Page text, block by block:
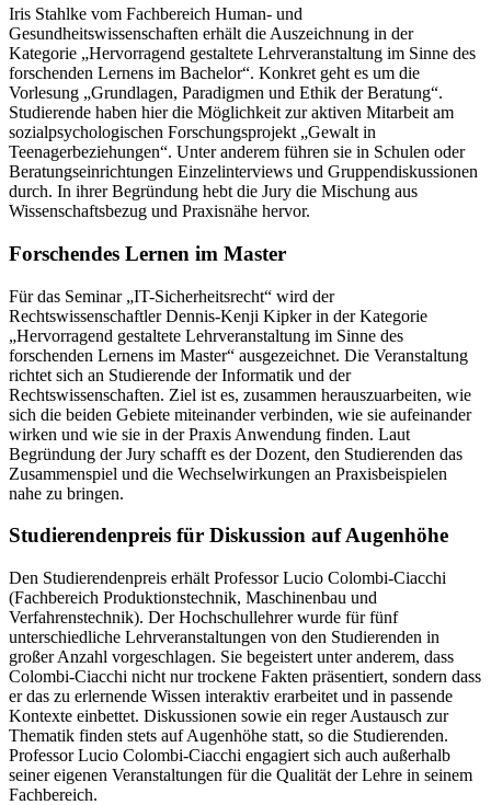
Iris Stahlke vom Fachbereich Human- und
Gesundheitswissenschaften erhält die Auszeichnung in der
Kategorie „Hervorragend gestaltete Lehrveranstaltung im Sinne des
forschenden Lernens im Bachelor“. Konkret geht es um die
Vorlesung „Grundlagen, Paradigmen und Ethik der Beratung“.
Studierende haben hier die Möglichkeit zur aktiven Mitarbeit am
sozialpsychologischen Forschungsprojekt „Gewalt in
Teenagerbeziehungen“. Unter anderem führen sie in Schulen oder
Beratungseinrichtungen Einzelinterviews und Gruppendiskussionen
durch. In ihrer Begründung hebt die Jury die Mischung aus
Wissenschaftsbezug und Praxisnähe hervor.
Forschendes Lernen im Master
Für das Seminar „IT-Sicherheitsrecht“ wird der
Rechtswissenschaftler Dennis-Kenji Kipker in der Kategorie
„Hervorragend gestaltete Lehrveranstaltung im Sinne des
forschenden Lernens im Master“ ausgezeichnet. Die Veranstaltung
richtet sich an Studierende der Informatik und der
Rechtswissenschaften. Ziel ist es, zusammen herauszuarbeiten, wie
sich die beiden Gebiete miteinander verbinden, wie sie aufeinander
wirken und wie sie in der Praxis Anwendung finden. Laut
Begründung der Jury schafft es der Dozent, den Studierenden das
Zusammenspiel und die Wechselwirkungen an Praxisbeispielen
nahe zu bringen.
Studierendenpreis für Diskussion auf Augenhöhe
Den Studierendenpreis erhält Professor Lucio Colombi-Ciacchi
(Fachbereich Produktionstechnik, Maschinenbau und
Verfahrenstechnik). Der Hochschullehrer wurde für fünf
unterschiedliche Lehrveranstaltungen von den Studierenden in
großer Anzahl vorgeschlagen. Sie begeistert unter anderem, dass
Colombi-Ciacchi nicht nur trockene Fakten präsentiert, sondern dass
er das zu erlernende Wissen interaktiv erarbeitet und in passende
Kontexte einbettet. Diskussionen sowie ein reger Austausch zur
Thematik finden stets auf Augenhöhe statt, so die Studierenden.
Professor Lucio Colombi-Ciacchi engagiert sich auch außerhalb
seiner eigenen Veranstaltungen für die Qualität der Lehre in seinem
Fachbereich.